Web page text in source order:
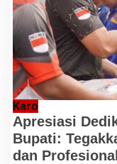
Karo
Apresiasi
Bupati:
dan